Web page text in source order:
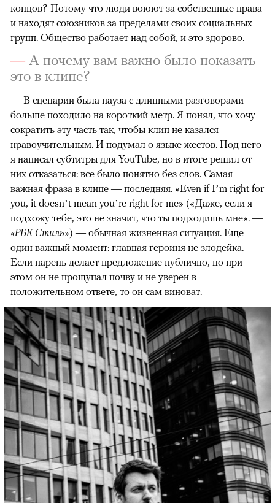
концов? Потому что люди воюют за собственные права
и находят союзников за пределами своих социальных
групп. Общество работает над собой, и это здорово.
—А почему вам важно было показать
это в клипе?
— В сценарии была пауза с длинными разговорами —
больше походило на короткий метр. Я понял, что хочу
сократить эту часть так, чтобы клип не казался
нравоучительным. И подумал о языке жестов. Под него
я написал субтитры для YouTube, но в итоге решил от
них отказаться: все было понятно без слов. Самая
важная фраза в клипе — последняя. «Even if I’m right for
you, it doesn’t mean you’re right for me» («Даже, если я
подхожу тебе, это не значит, что ты подходишь мне». —
«РБК Стиль») — обычная жизненная ситуация. Еще
один важный момент: главная героиня не злодейка.
Если парень делает предложение публично, но при
этом он не прощупал почву и не уверен в
положительном ответе, то он сам виноват.